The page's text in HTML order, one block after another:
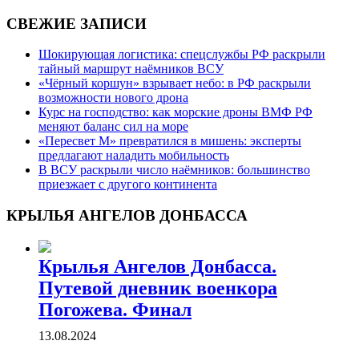
СВЕЖИЕ ЗАПИСИ
Шокирующая логистика: спецслужбы РФ раскрыли
тайный маршрут наёмников ВСУ
«Чёрный коршун» взрывает небо: в РФ раскрыли
возможности нового дрона
Курс на господство: как морские дроны ВМФ РФ
меняют баланс сил на море
«Пересвет М» превратился в мишень: эксперты
предлагают наладить мобильность
В ВСУ раскрыли число наёмников: большинство
приезжает с другого континента
КРЫЛЬЯ АНГЕЛОВ ДОНБАССА
Крылья Ангелов Донбасса.
Путевой дневник военкора
Погожева. Финал
13.08.2024